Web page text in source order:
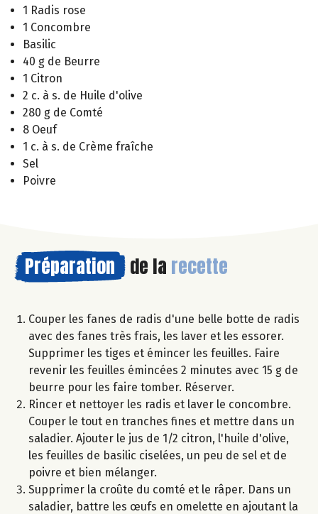
1 Radis rose
1 Concombre
Basilic
40 g de Beurre
1 Citron
2 c. à s. de Huile d'olive
280 g de Comté
8 Oeuf
1 c. à s. de Crème fraîche
Sel
Poivre
Préparation de la recette
Couper les fanes de radis d'une belle botte de radis
avec des fanes très frais, les laver et les essorer.
Supprimer les tiges et émincer les feuilles. Faire
revenir les feuilles émincées 2 minutes avec 15 g de
beurre pour les faire tomber. Réserver.
Rincer et nettoyer les radis et laver le concombre.
Couper le tout en tranches fines et mettre dans un
saladier. Ajouter le jus de 1/2 citron, l'huile d'olive,
les feuilles de basilic ciselées, un peu de sel et de
poivre et bien mélanger.
Supprimer la croûte du comté et le râper. Dans un
saladier, battre les œufs en omelette en ajoutant la